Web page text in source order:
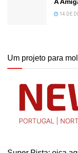
14 DE
Um projeto para